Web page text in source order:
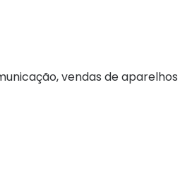
vendas de